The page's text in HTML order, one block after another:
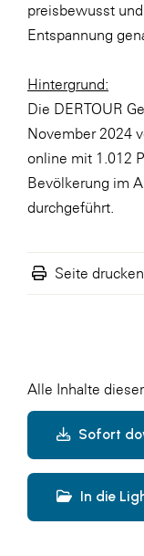
preisbewusst
Entspannung
Hintergrund:
Die DERTOUR
November 2024
online mit 1.012
Bevölkerung im
durchgeführt.
Seite drucken
Alle Inhalte
Sofort
In die